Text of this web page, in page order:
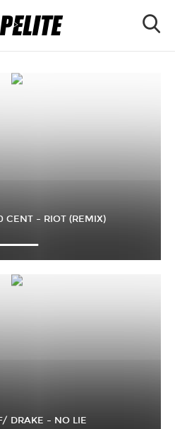
– RIOT (REMIX)
DRAKE – NO LIE